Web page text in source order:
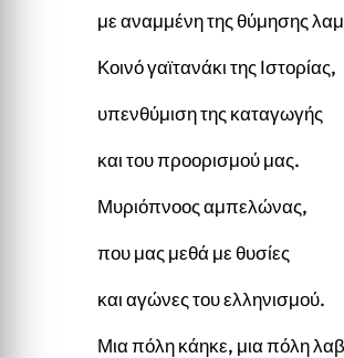
με αναμμένη της θύμησης
Κοινό γαϊτανάκι της Ιστορίας,
υπενθύμιση της καταγωγής
και του προορισμού μας.
Μυριόπνοος αμπελώνας,
που μας μεθά με θυσίες
και αγώνες του ελληνισμού.
Μια πόλη κάηκε, μια πόλη